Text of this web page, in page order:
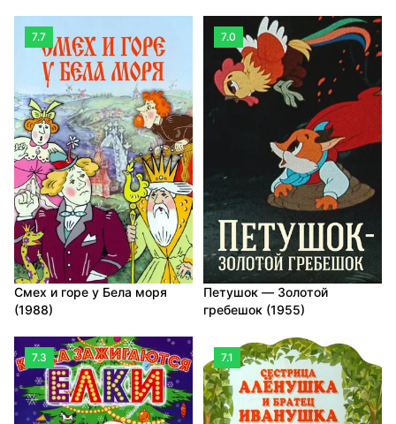
7.7
Смех и горе у Бела моря
(1988)
7.0
Петушок — Золотой
гребешок (1955)
7.3 7.1